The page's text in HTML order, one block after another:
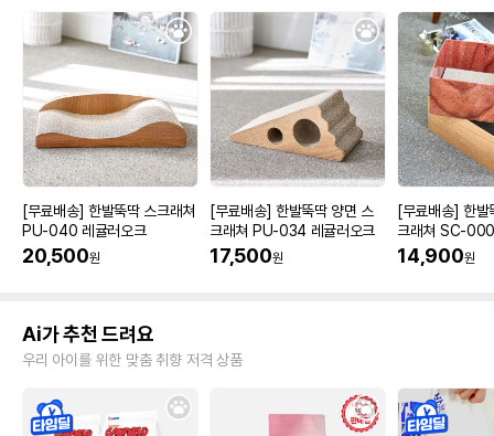
[무료배송] 한발뚝딱 스크래쳐
PU-040 레귤러오크
20,500원
[무료배송] 한발뚝딱 양면 스
크래쳐 PU-034 레귤러오크
17,500원
[무료배송] 한발
크래쳐 SC-
14,900원
Ai가 추천 드려요
우리 아이를 위한 맞춤 취향 저격 상품